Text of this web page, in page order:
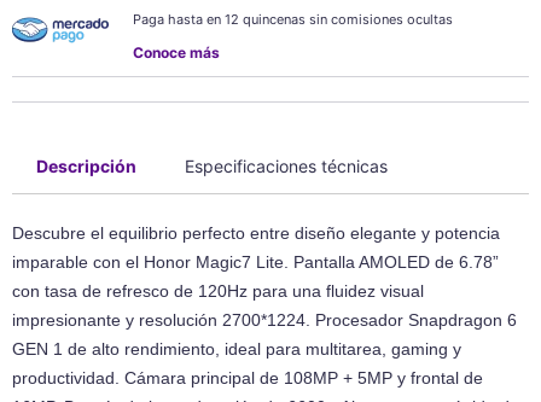
Paga hasta en 12 quincenas sin comisiones ocultas
Conoce más
Descripción Especificaciones técnicas
Descubre el equilibrio perfecto entre diseño elegante y potencia
imparable con el Honor Magic7 Lite. Pantalla AMOLED de 6.78”
con tasa de refresco de 120Hz para una fluidez visual
impresionante y resolución 2700*1224. Procesador Snapdragon 6
GEN 1 de alto rendimiento, ideal para multitarea, gaming y
productividad. Cámara principal de 108MP + 5MP y frontal de